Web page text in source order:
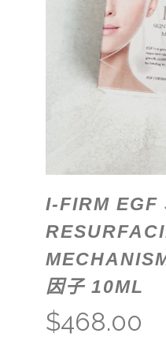
I-FIRM EGF
因子 10ML
$468.00